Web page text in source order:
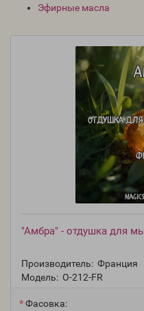
Эфирные масла
"Амбра" - отдушка для
Производитель: Франция
Модель: O-212-FR
Фасовка: